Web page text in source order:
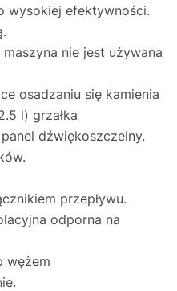
wysokiej efektywności.
nie jest używana
osadzaniu się kamienia
l) grzałka
dźwiękoszczelny.
przepływu.
odporna na
wężem